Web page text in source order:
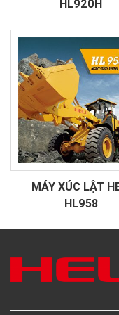
HL920H
MÁY XÚC LẬT
HL958